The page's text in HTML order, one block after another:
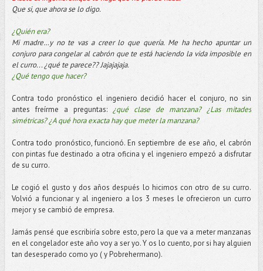
Que si, que ahora se lo digo.
¿Quién era?
Mi madre…y no te vas a creer lo que quería. Me ha hecho apuntar un
conjuro para congelar al cabrón que te está haciendo la vida imposible en
el curro... ¿qué te parece?? Jajajajaja.
¿Qué tengo que hacer?
Contra todo pronóstico el ingeniero decidió hacer el conjuro, no sin
antes freírme a preguntas: ¿qué clase de manzana? ¿Las mitades
simétricas? ¿A qué hora exacta hay que meter la manzana?
Contra todo pronóstico, funcionó. En septiembre de ese año, el cabrón
con pintas fue destinado a otra oficina y el ingeniero empezó a disfrutar
de su curro.
Le cogió el gusto y dos años después lo hicimos con otro de su curro.
Volvió a funcionar y al ingeniero a los 3 meses le ofrecieron un curro
mejor y se cambió de empresa.
Jamás pensé que escribiría sobre esto, pero la que va a meter manzanas
en el congelador este año voy a ser yo. Y os lo cuento, por si hay alguien
tan desesperado como yo ( y Pobrehermano).